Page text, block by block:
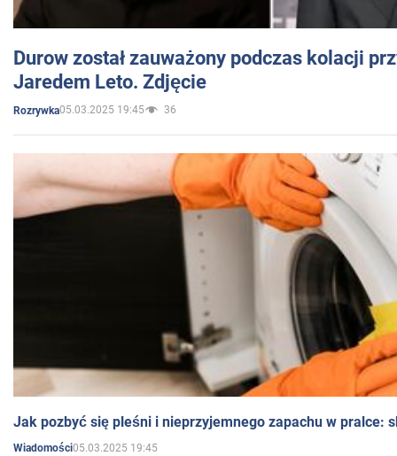
Durow został zauważony podczas kolacji
Jaredem Leto. Zdjęcie
Rozrywka05.03.2025 19:45 36
Jak pozbyć się pleśni i nieprzyjemnego zapachu w pralce:
Wiadomości05.03.2025 19:45